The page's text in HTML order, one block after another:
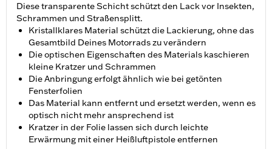
Diese transparente Schicht schützt den Lack vor Insekten,
Schrammen und Straßensplitt.
Kristallklares Material schützt die Lackierung, ohne das
Gesamtbild Deines Motorrads zu verändern
Die optischen Eigenschaften des Materials kaschieren
kleine Kratzer und Schrammen
Die Anbringung erfolgt ähnlich wie bei getönten
Fensterfolien
Das Material kann entfernt und ersetzt werden, wenn es
optisch nicht mehr ansprechend ist
Kratzer in der Folie lassen sich durch leichte
Erwärmung mit einer Heißluftpistole entfernen